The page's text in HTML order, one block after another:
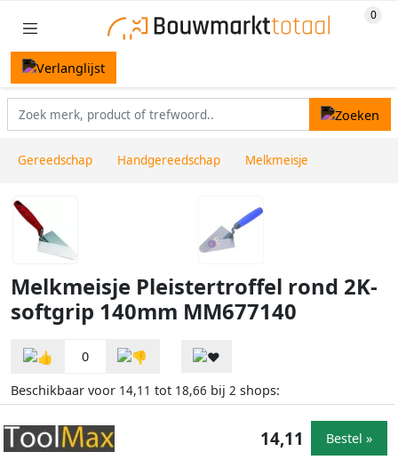
Gereedschap Handgereedschap Melkmeisje
Melkmeisje Pleistertroffel rond 2K-
softgrip 140mm MM677140
0
Beschikbaar voor 14,11 tot 18,66 bij 2 shops:
14,11 Bestel »